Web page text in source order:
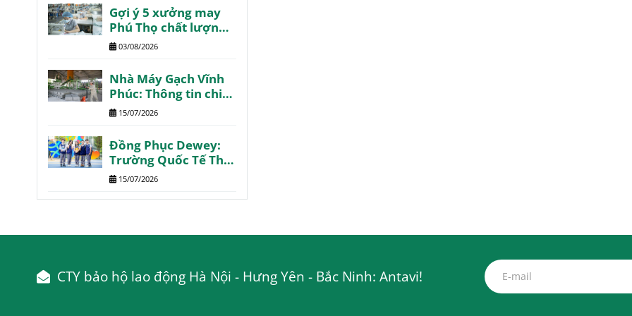
Gợi ý 5 xưởng may
Phú Thọ chất lượng
giá tốt giao nhanh
03/08/2026
Nhà Máy Gạch Vĩnh
Phúc: Thông tin chi
tiết tổng hợp
15/07/2026
Đồng Phục Dewey:
Trường Quốc Tế The
Dewey Schools
15/07/2026
CTY bảo hộ lao động Hà Nội - Hưng Yên - Bắc Ninh: Antavi!